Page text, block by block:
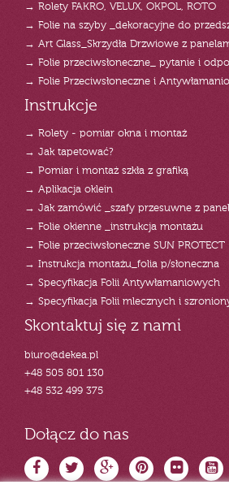
→ Rolety FAKRO, VELUX, OKPOL, ROTO
→ Folie na szyby _dekoracyjne do
→ Art Glass_Skrzydła Drzwiowe z
→ Folie przeciwsłoneczne_ pytanie i
→ Folie Przeciwsłoneczne i
Instrukcje
→ Rolety - pomiar okna i montaż
→ Jak tapetować?
→ Pomiar i montaż szkła z grafiką
→ Aplikacja oklein
→ Jak zamówić _szafy przesuwne z
→ Folie okienne _instrukcja montażu
→ Folie przeciwsłoneczne SUN PROTECT
→ Instrukcja montażu_folia p/słoneczna
→ Specyfikacja Folii Antywłamaniowych
→ Specyfikacja Folii mlecznych i
Skontaktuj się z nami
biuro@dekea.pl
+48 505 801 130
+48 532 499 375
Dołącz do nas